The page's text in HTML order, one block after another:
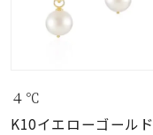
４℃
K10イエローゴールド